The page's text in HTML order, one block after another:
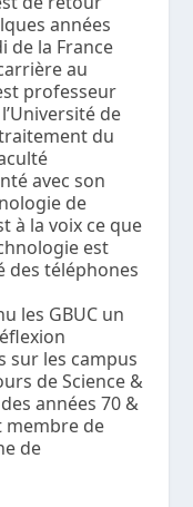
années
de la France
au
professeur
de
du
avec son
de
à la voix ce que
est
des téléphones
les GBUC un
sur les campus
de Science &
années 70 &
membre de
de